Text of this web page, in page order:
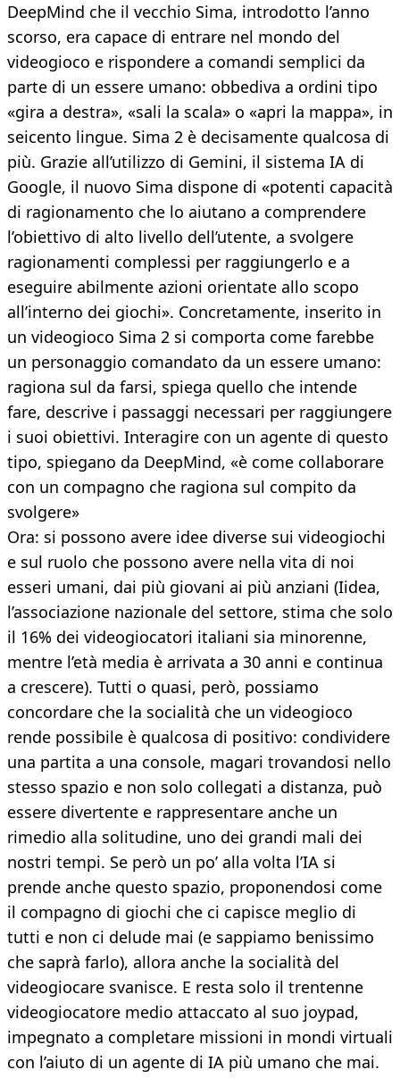
DeepMind che il vecchio Sima, introdotto l’anno
scorso, era capace di entrare nel mondo del
videogioco e rispondere a comandi semplici da
parte di un essere umano: obbediva a ordini tipo
«gira a destra», «sali la scala» o «apri la mappa», in
seicento lingue. Sima 2 è decisamente qualcosa di
più. Grazie all’utilizzo di Gemini, il sistema IA di
Google, il nuovo Sima dispone di «potenti capacità
di ragionamento che lo aiutano a comprendere
l’obiettivo di alto livello dell’utente, a svolgere
ragionamenti complessi per raggiungerlo e a
eseguire abilmente azioni orientate allo scopo
all’interno dei giochi». Concretamente, inserito in
un videogioco Sima 2 si comporta come farebbe
un personaggio comandato da un essere umano:
ragiona sul da farsi, spiega quello che intende
fare, descrive i passaggi necessari per raggiungere
i suoi obiettivi. Interagire con un agente di questo
tipo, spiegano da DeepMind, «è come collaborare
con un compagno che ragiona sul compito da
svolgere»
Ora: si possono avere idee diverse sui videogiochi
e sul ruolo che possono avere nella vita di noi
esseri umani, dai più giovani ai più anziani (Iidea,
l’associazione nazionale del settore, stima che solo
il 16% dei videogiocatori italiani sia minorenne,
mentre l’età media è arrivata a 30 anni e continua
a crescere). Tutti o quasi, però, possiamo
concordare che la socialità che un videogioco
rende possibile è qualcosa di positivo: condividere
una partita a una console, magari trovandosi nello
stesso spazio e non solo collegati a distanza, può
essere divertente e rappresentare anche un
rimedio alla solitudine, uno dei grandi mali dei
nostri tempi. Se però un po’ alla volta l’IA si
prende anche questo spazio, proponendosi come
il compagno di giochi che ci capisce meglio di
tutti e non ci delude mai (e sappiamo benissimo
che saprà farlo), allora anche la socialità del
videogiocare svanisce. E resta solo il trentenne
videogiocatore medio attaccato al suo joypad,
impegnato a completare missioni in mondi virtuali
con l’aiuto di un agente di IA più umano che mai.